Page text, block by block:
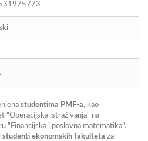
studentima PMF-a, kao
"Operacijska istraživanja" na
"Financijska i poslovna matematika".
studenti ekonomskih fakulteta za